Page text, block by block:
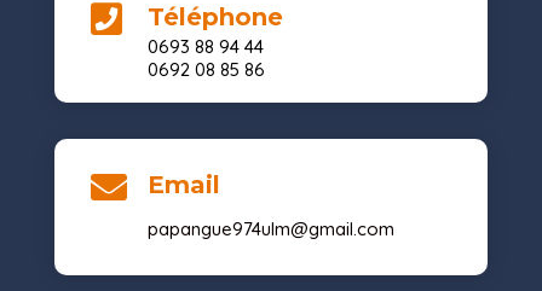
 Téléphone
0693 88 94 44
0692 08 85 86
 Email
papangue974ulm@gmail.com